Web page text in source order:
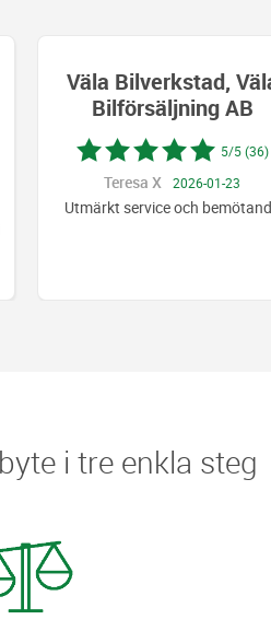
Väla
Bahram Shafaghi
Väldigt bra
i tre enkla steg